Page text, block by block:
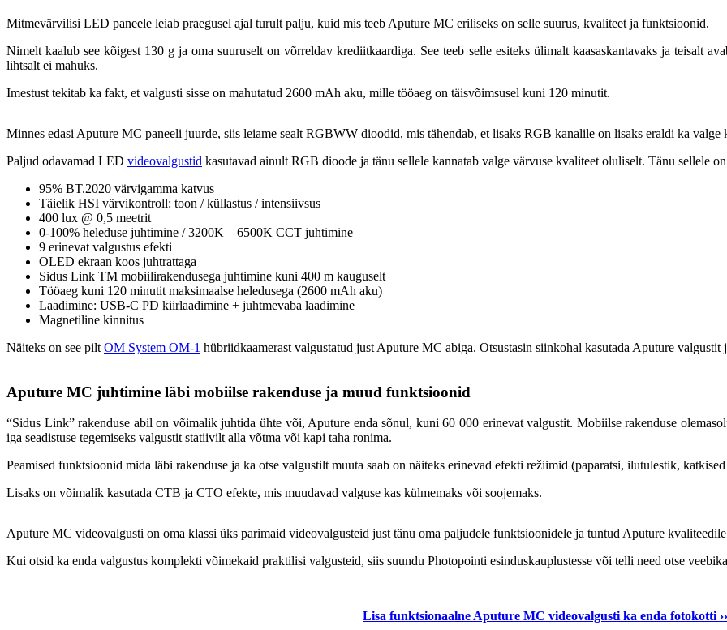
Mitmevärvilisi LED paneele leiab praegusel ajal turult palju, kuid mis teeb Aputure MC eriliseks on selle suurus, kvaliteet ja funktsioonid.
Nimelt kaalub see kõigest 130 g ja oma suuruselt on võrreldav krediitkaardiga. See teeb selle esiteks ülimalt kaasaskantavaks ja teisalt
lihtsalt ei mahuks.
Imestust tekitab ka fakt, et valgusti sisse on mahutatud 2600 mAh aku, mille tööaeg on täisvõimsusel kuni 120 minutit.
Minnes edasi Aputure MC paneeli juurde, siis leiame sealt RGBWW dioodid, mis tähendab, et lisaks RGB kanalile on lisaks eraldi ka valge
Paljud odavamad LED videovalgustid kasutavad ainult RGB dioode ja tänu sellele kannatab valge värvuse kvaliteet oluliselt. Tänu sellele
95% BT.2020 värvigamma katvus
Täielik HSI värvikontroll: toon / küllastus / intensiivsus
400 lux @ 0,5 meetrit
0-100% heleduse juhtimine / 3200K – 6500K CCT juhtimine
9 erinevat valgustus efekti
OLED ekraan koos juhtrattaga
Sidus Link TM mobiilirakendusega juhtimine kuni 400 m kauguselt
Tööaeg kuni 120 minutit maksimaalse heledusega (2600 mAh aku)
Laadimine: USB-C PD kiirlaadimine + juhtmevaba laadimine
Magnetiline kinnitus
Näiteks on see pilt OM System OM-1 hübriidkaamerast valgustatud just Aputure MC abiga. Otsustasin siinkohal kasutada Aputure valgustit
Aputure MC juhtimine läbi mobiilse rakenduse ja muud funktsioonid
“Sidus Link” rakenduse abil on võimalik juhtida ühte või, Aputure enda sõnul, kuni 60 000 erinevat valgustit. Mobiilse rakenduse
iga seadistuse tegemiseks valgustit statiivilt alla võtma või kapi taha ronima.
Peamised funktsioonid mida läbi rakenduse ja ka otse valgustilt muuta saab on näiteks erinevad efekti režiimid (paparatsi, ilutulestik,
Lisaks on võimalik kasutada CTB ja CTO efekte, mis muudavad valguse kas külmemaks või soojemaks.
Aputure MC videovalgusti on oma klassi üks parimaid videovalgusteid just tänu oma paljudele funktsioonidele ja tuntud Aputure
Kui otsid ka enda valgustus komplekti võimekaid praktilisi valgusteid, siis suundu Photopointi esinduskauplustesse või telli need otse
Lisa funktsionaalne Aputure MC videovalgusti ka enda fotokotti ››